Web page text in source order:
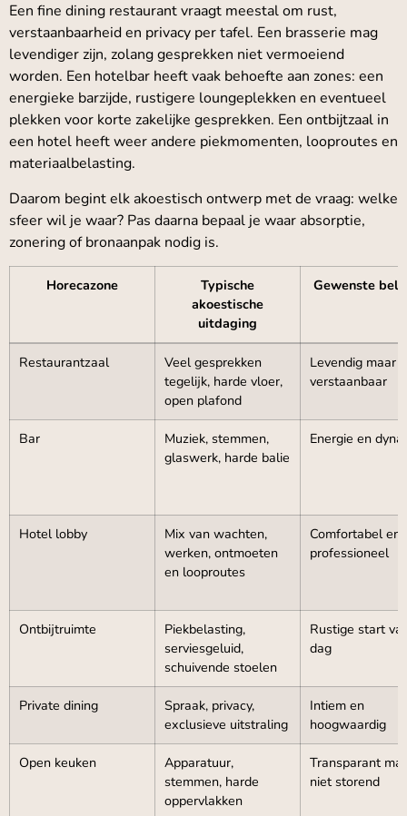
Een fine dining restaurant vraagt meestal om rust,
verstaanbaarheid en privacy per tafel. Een brasserie mag
levendiger zijn, zolang gesprekken niet vermoeiend
worden. Een hotelbar heeft vaak behoefte aan zones: een
energieke barzijde, rustigere loungeplekken en eventueel
plekken voor korte zakelijke gesprekken. Een ontbijtzaal in
een hotel heeft weer andere piekmomenten, looproutes en
materiaalbelasting.
Daarom begint elk akoestisch ontwerp met de vraag: welke
sfeer wil je waar? Pas daarna bepaal je waar absorptie,
zonering of bronaanpak nodig is.
Horecazone
Typische
akoestische
uitdaging
Gewenste
Restaurantzaal
Veel gesprekken
tegelijk, harde vloer,
open plafond
Levendig maar
verstaanbaar
Bar
Muziek, stemmen,
glaswerk, harde balie
Energie en
Hotel lobby
Mix van wachten,
werken, ontmoeten
en looproutes
Comfortabel en
professioneel
Ontbijtruimte
Piekbelasting,
serviesgeluid,
schuivende stoelen
Rustige start
dag
Private dining
Spraak, privacy,
exclusieve uitstraling
Intiem en
hoogwaardig
Open keuken
Apparatuur,
stemmen, harde
oppervlakken
Transparant
niet storend